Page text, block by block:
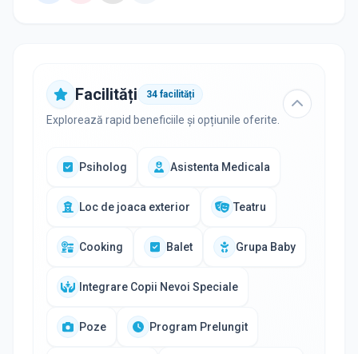
Facilități 34 facilități
Explorează rapid beneficiile și opțiunile oferite.
Psiholog Asistenta Medicala
Loc de joaca exterior Teatru
Cooking Balet Grupa Baby
Integrare Copii Nevoi Speciale
Poze Program Prelungit